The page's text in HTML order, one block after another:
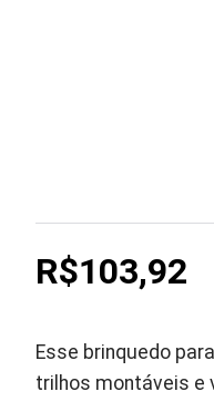
R$103,92
Esse brinquedo
trilhos montáveis e